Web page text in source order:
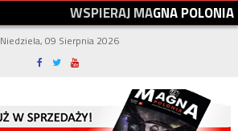
WSPIERAJMAGNAPOLONIA
Niedziela, 09 Sierpnia 2026